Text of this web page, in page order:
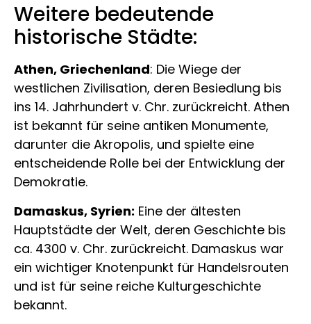
Weitere bedeutende
historische Städte:
Athen, Griechenland: Die Wiege der
westlichen Zivilisation, deren Besiedlung bis
ins 14. Jahrhundert v. Chr. zurückreicht. Athen
ist bekannt für seine antiken Monumente,
darunter die Akropolis, und spielte eine
entscheidende Rolle bei der Entwicklung der
Demokratie.
Damaskus, Syrien: Eine der ältesten
Hauptstädte der Welt, deren Geschichte bis
ca. 4300 v. Chr. zurückreicht. Damaskus war
ein wichtiger Knotenpunkt für Handelsrouten
und ist für seine reiche Kulturgeschichte
bekannt.